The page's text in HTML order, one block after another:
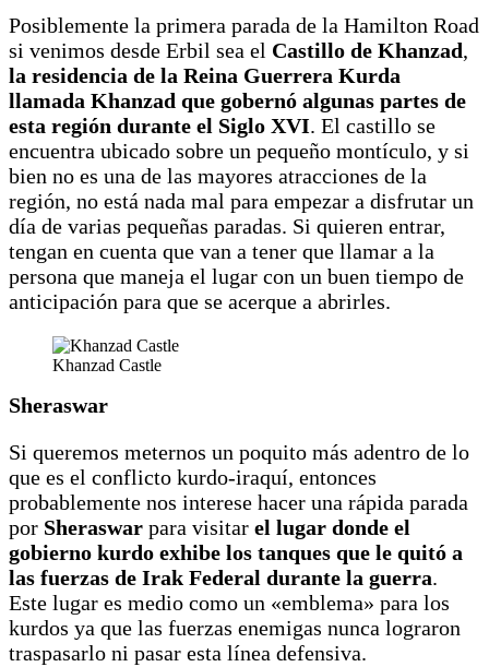
Posiblemente la primera parada de la Hamilton Road
si venimos desde Erbil sea el Castillo de Khanzad,
la residencia de la Reina Guerrera Kurda
llamada Khanzad que gobernó algunas partes de
esta región durante el Siglo XVI. El castillo se
encuentra ubicado sobre un pequeño montículo, y si
bien no es una de las mayores atracciones de la
región, no está nada mal para empezar a disfrutar un
día de varias pequeñas paradas. Si quieren entrar,
tengan en cuenta que van a tener que llamar a la
persona que maneja el lugar con un buen tiempo de
anticipación para que se acerque a abrirles.
Khanzad Castle
Sheraswar
Si queremos meternos un poquito más adentro de lo
que es el conflicto kurdo-iraquí, entonces
probablemente nos interese hacer una rápida parada
por Sheraswar para visitar el lugar donde el
gobierno kurdo exhibe los tanques que le quitó a
las fuerzas de Irak Federal durante la guerra.
Este lugar es medio como un «emblema» para los
kurdos ya que las fuerzas enemigas nunca lograron
traspasarlo ni pasar esta línea defensiva.